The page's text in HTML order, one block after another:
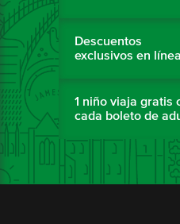
Descuentos
exclusivos en línea
1 niño viaja gratis
cada boleto de